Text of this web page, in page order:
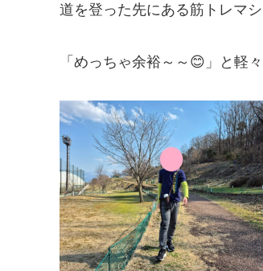
道を登った先にある筋トレマ
「めっちゃ余裕～～😊」と軽